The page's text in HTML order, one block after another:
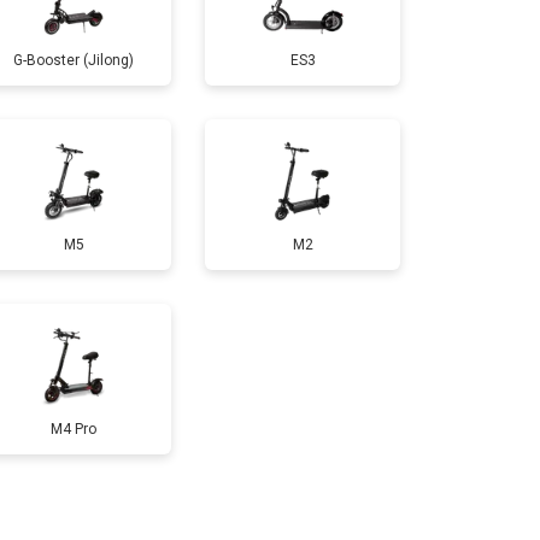
1100 ₽ Заказать
2500 ₽ Заказать
1800 ₽ Заказать
1000 ₽
1550 ₽
G-Booster (Jilong) ES3
M5 M2
M4 Pro